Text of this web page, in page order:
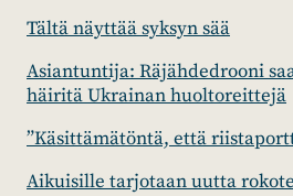
Tältä näyttää syksyn sää
Asiantuntija: Räjähdedrooni
häiritä Ukrainan huoltoreittejä
”Käsittämätöntä, että
Aikuisille tarjotaan uutta